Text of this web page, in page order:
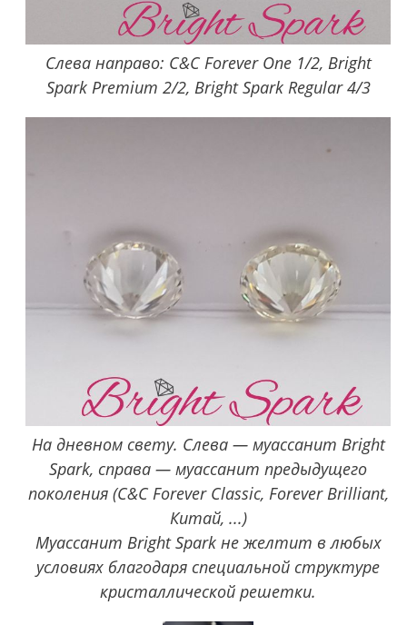
Слева направо: C&C Forever One 1/2, Bright
Spark Premium 2/2, Bright Spark Regular 4/3
На дневном свету. Слева — муассанит Bright
Spark, справа — муассанит предыдущего
поколения (C&C Forever Classic, Forever Brilliant,
Китай, ...)
Муассанит Bright Spark не желтит в любых
условиях благодаря специальной структуре
кристаллической решетки.